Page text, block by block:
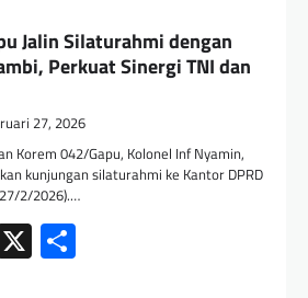
Jalin Silaturahmi dengan
Perkuat Sinergi TNI dan
27, 2026
Korem 042/Gapu, Kolonel Inf Nyamin,
kunjungan silaturahmi ke Kantor DPRD
2/2026).…
X